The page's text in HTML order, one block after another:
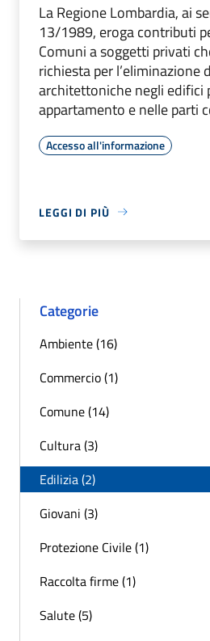
La Regione Lombardia, ai
13/1989, eroga contributi
Comuni a soggetti privati
richiesta per l’eliminazione
architettoniche negli edifici
appartamento e nelle parti
Accesso all'informazione
LEGGI DI PIÙ
Categorie
Ambiente (16)
Commercio (1)
Comune (14)
Cultura (3)
Edilizia (2)
Giovani (3)
Protezione Civile (1)
Raccolta firme (1)
Salute (5)